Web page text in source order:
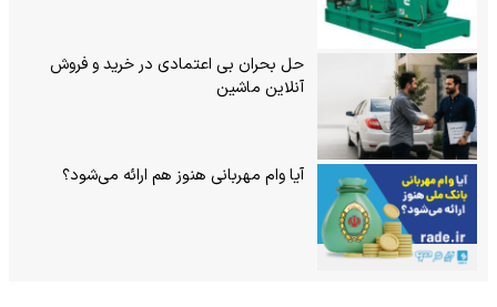
حل بحران بی‌ اعتمادی در خرید و فروش
آنلاین ماشین
آیا وام مهربانی هنوز هم ارائه می‌شود؟